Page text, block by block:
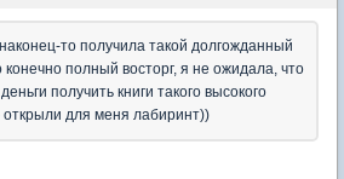
то получила такой долгожданный
полный восторг, я не ожидала, что
получить книги такого высокого
открыли для меня лабиринт))